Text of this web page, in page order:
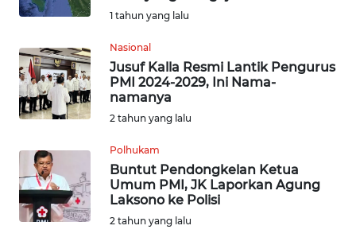
1 tahun yang lalu
Nasional
Jusuf Kalla Resmi Lantik Pengurus
PMI 2024-2029, Ini Nama-
namanya
2 tahun yang lalu
Polhukam
Buntut Pendongkelan Ketua
Umum PMI, JK Laporkan Agung
Laksono ke Polisi
2 tahun yang lalu
MALUT
WN
DAIRI
WN
WN
NIAS